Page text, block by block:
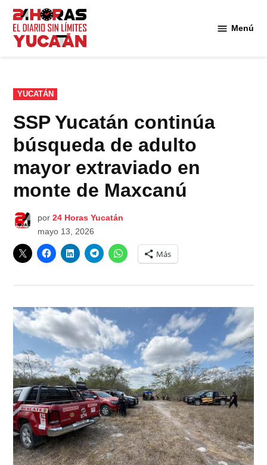
Saltar
contenido
Menú
PUBLICADO
EN
YUCATÁN
SSP Yucatán continúa
búsqueda de adulto
mayor extraviado en
monte de Maxcanú
por 24 Horas Yucatán
mayo 13, 2026
Más